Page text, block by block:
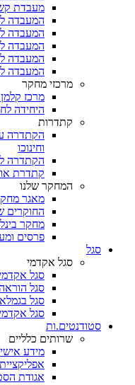
מעבדת
המעבדה
המעבדה
המעבדה
המעבדה
המעבדה
מרכזי מחקר
מרכז קלמן
היחידה
קתדרות
הקתדרה
וחינוכו
הקתדרה
קתדרת
המחקר שלנו
מאגר
החוקרים
מחקר
פרסים
סגל
סגל אקדמי
סגל
סגל
סגל
סגל
סטודנטים.ות
שרותים כלליים
מידע אישי
אגודת